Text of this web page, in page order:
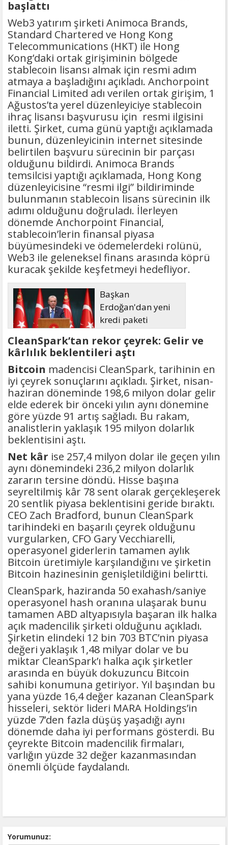
başlattı
Web3 yatırım şirketi Animoca Brands,
Standard Chartered ve Hong Kong
Telecommunications (HKT) ile Hong
Kong’daki ortak girişiminin bölgede
stablecoin lisansı almak için resmi adım
atmaya a başladığını açıkladı. Anchorpoint
Financial Limited adı verilen ortak girişim, 1
Ağustos’ta yerel düzenleyiciye stablecoin
ihraç lisansı başvurusu için resmi ilgisini
iletti. Şirket, cuma günü yaptığı açıklamada
bunun, düzenleyicinin internet sitesinde
belirtilen başvuru sürecinin bir parçası
olduğunu bildirdi. Animoca Brands
temsilcisi yaptığı açıklamada, Hong Kong
düzenleyicisine “resmi ilgi” bildiriminde
bulunmanın stablecoin lisans sürecinin ilk
adımı olduğunu doğruladı. İlerleyen
dönemde Anchorpoint Financial,
stablecoin’lerin finansal piyasa
büyümesindeki ve ödemelerdeki rolünü,
Web3 ile geleneksel finans arasında köprü
kuracak şekilde keşfetmeyi hedefliyor.
Başkan
Erdoğan'dan yeni
kredi paketi
müjdesi: 6 ay geri
ödemesiz, 36 ay vadeli
CleanSpark’tan rekor çeyrek: Gelir ve
kârlılık beklentileri aştı
Bitcoin madencisi CleanSpark, tarihinin en
iyi çeyrek sonuçlarını açıkladı. Şirket, nisan-
haziran döneminde 198,6 milyon dolar gelir
elde ederek bir önceki yılın aynı dönemine
göre yüzde 91 artış sağladı. Bu rakam,
analistlerin yaklaşık 195 milyon dolarlık
beklentisini aştı.
Net kâr ise 257,4 milyon dolar ile geçen yılın
aynı dönemindeki 236,2 milyon dolarlık
zararın tersine döndü. Hisse başına
seyreltilmiş kâr 78 sent olarak gerçekleşerek
20 sentlik piyasa beklentisini geride bıraktı.
CEO Zach Bradford, bunun CleanSpark
tarihindeki en başarılı çeyrek olduğunu
vurgularken, CFO Gary Vecchiarelli,
operasyonel giderlerin tamamen aylık
Bitcoin üretimiyle karşılandığını ve şirketin
Bitcoin hazinesinin genişletildiğini belirtti.
CleanSpark, haziranda 50 exahash/saniye
operasyonel hash oranına ulaşarak bunu
tamamen ABD altyapısıyla başaran ilk halka
açık madencilik şirketi olduğunu açıkladı.
Şirketin elindeki 12 bin 703 BTC’nin piyasa
değeri yaklaşık 1,48 milyar dolar ve bu
miktar CleanSpark’ı halka açık şirketler
arasında en büyük dokuzuncu Bitcoin
sahibi konumuna getiriyor. Yıl başından bu
yana yüzde 16,4 değer kazanan CleanSpark
hisseleri, sektör lideri MARA Holdings’in
yüzde 7’den fazla düşüş yaşadığı aynı
dönemde daha iyi performans gösterdi. Bu
çeyrekte Bitcoin madencilik firmaları,
varlığın yüzde 32 değer kazanmasından
önemli ölçüde faydalandı.
Yorumunuz: